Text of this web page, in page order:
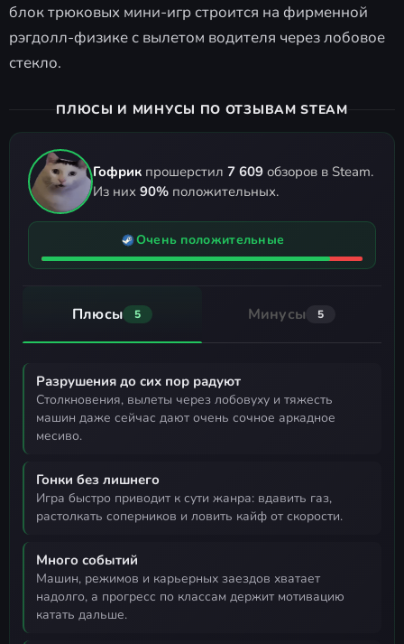
блок трюковых мини-игр строится на фирменной
рэгдолл-физике с вылетом водителя через лобовое
стекло.
ПЛЮСЫ И МИНУСЫ ПО ОТЗЫВАМ STEAM
Гофрик прошерстил 7 609 обзоров в Steam.
Из них 90% положительных.
Очень положительные
Плюсы 5 Минусы 5
Разрушения до сих пор радуют
столкновения, вылеты через лобовуху и тяжесть
машин даже сейчас дают очень сочное аркадное
месиво.
Гонки без лишнего
игра быстро приводит к сути жанра: вдавить газ,
растолкать соперников и ловить кайф от скорости.
Много событий
машин, режимов и карьерных заездов хватает
надолго, а прогресс по классам держит мотивацию
катать дальше.